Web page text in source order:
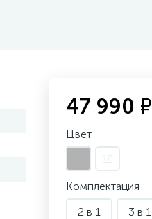
47 990 ₽
Цвет
Комплектация
2 в 1
3 в 1